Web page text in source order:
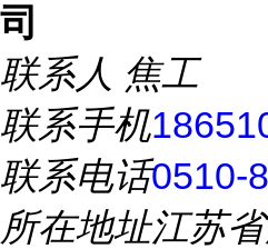
司
联系人 焦工
联系手机
联系电话0510-
所在地址江苏